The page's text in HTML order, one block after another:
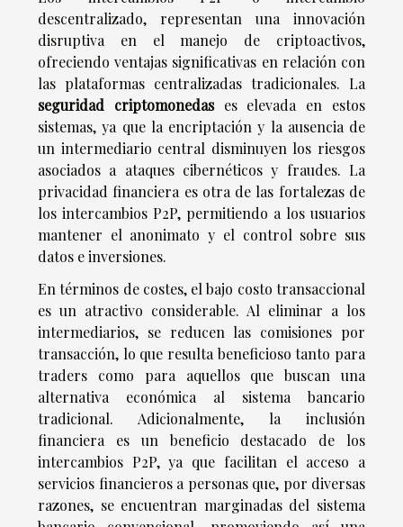
descentralizado, representan una innovación
disruptiva en el manejo de criptoactivos,
ofreciendo ventajas significativas en relación con
las plataformas centralizadas tradicionales. La
seguridad criptomonedases elevada en estos
sistemas, ya que la encriptación y la ausencia de
un intermediario central disminuyen los riesgos
asociados a ataques cibernéticos y fraudes. La
privacidad financiera es otra de las fortalezas de
los intercambios P2P, permitiendo a los usuarios
mantener el anonimato y el control sobre sus
datos e inversiones.
En términos de costes, el bajo costo transaccional
es un atractivo considerable. Al eliminar a los
intermediarios, se reducen las comisiones por
transacción, lo que resulta beneficioso tanto para
traders como para aquellos que buscan una
alternativa económica al sistema bancario
tradicional. Adicionalmente, la inclusión
financiera es un beneficio destacado de los
intercambios P2P, ya que facilitan el acceso a
servicios financieros a personas que, por diversas
razones, se encuentran marginadas del sistema